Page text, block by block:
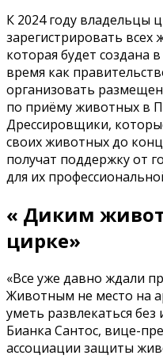
К 2024 году владельцы
зарегистрировать всех
которая будет создана
время как
организовать
по приёму животных в
Дрессировщики,
своих животных до
получат поддержку от
для их
« Диким
цирке»
«Все уже давно ждали
Животным не место на
уметь развлекаться
Бианка Сантос, вице-
ассоциации защиты